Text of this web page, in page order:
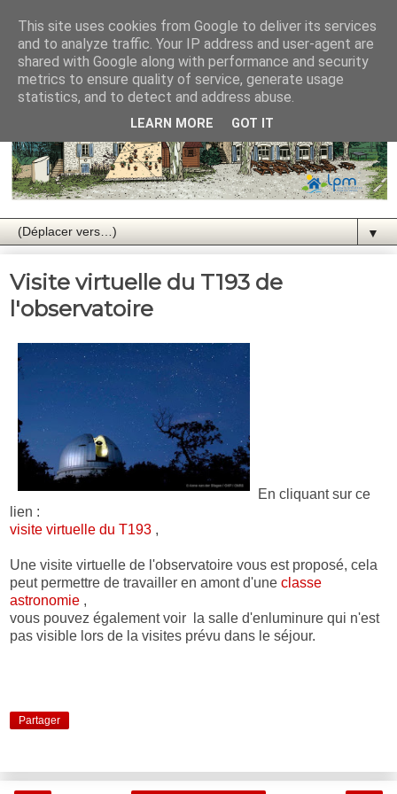
▼
Visite virtuelle du T193 de
l'observatoire
En cliquant sur ce
lien :
visite virtuelle du T193 ,
Une visite virtuelle de l'observatoire vous est proposé, cela
peut permettre de travailler en amont d'une classe
astronomie ,
vous pouvez également voir la salle d'enluminure qui n'est
pas visible lors de la visites prévu dans le séjour.
Partager
This site uses cookies from Google to deliver its services
and to analyze traffic. Your IP address and user-agent are
shared with Google along with performance and security
metrics to ensure quality of service, generate usage
statistics, and to detect and address abuse.
LEARN MORE GOT IT